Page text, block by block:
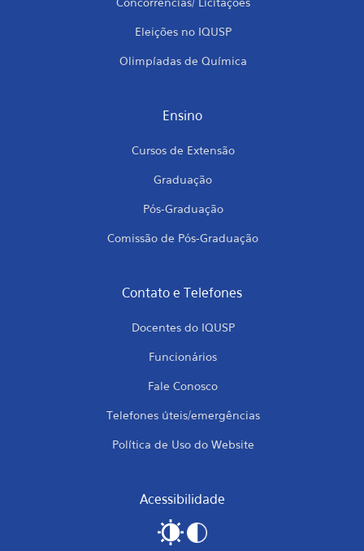
Eleições no IQUSP
Olimpíadas de Química
Ensino
Cursos de Extensão
Graduação
Pós-Graduação
Comissão de Pós-Graduação
Contato e Telefones
Docentes do IQUSP
Funcionários
Fale Conosco
Telefones úteis/emergências
Política de Uso do Website
Acessibilidade